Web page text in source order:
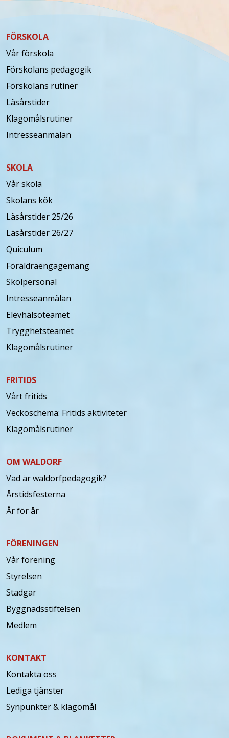
FÖRSKOLA
Vår förskola
Förskolans pedagogik
Förskolans rutiner
Läsårstider
Klagomålsrutiner
Intresseanmälan
SKOLA
Vår skola
Skolans kök
Läsårstider 25/26
Läsårstider 26/27
Quiculum
Föräldraengagemang
Skolpersonal
Intresseanmälan
Elevhälsoteamet
Trygghetsteamet
Klagomålsrutiner
FRITIDS
Vårt fritids
Veckoschema: Fritids aktiviteter
Klagomålsrutiner
OM WALDORF
Vad är waldorfpedagogik?
Årstidsfesterna
År för år
FÖRENINGEN
Vår förening
Styrelsen
Stadgar
Byggnadsstiftelsen
Medlem
KONTAKT
Kontakta oss
Lediga tjänster
Synpunkter & klagomål